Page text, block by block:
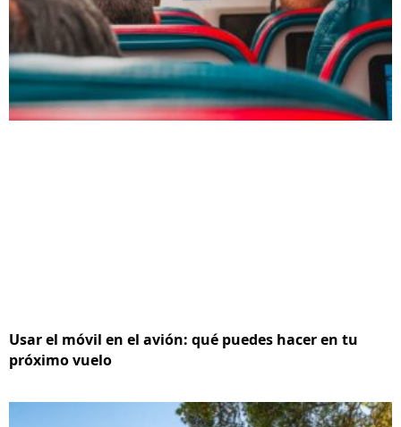
Usar el móvil en el avión: qué puedes hacer en tu
próximo vuelo